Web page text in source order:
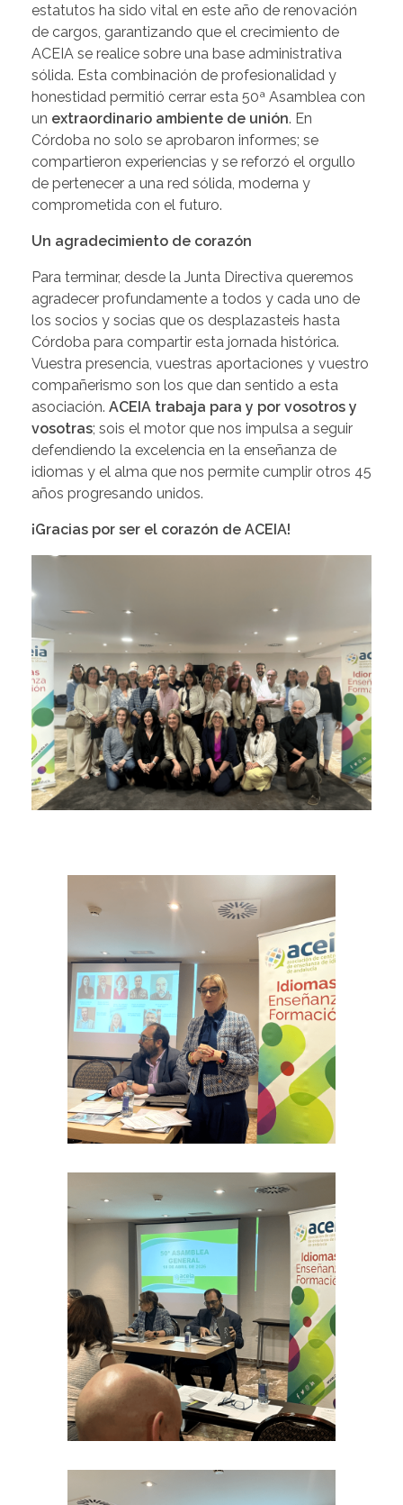
estatutos ha sido vital en este año de renovación
de cargos, garantizando que el crecimiento de
ACEIA se realice sobre una base administrativa
sólida. Esta combinación de profesionalidad y
honestidad permitió cerrar esta 50ª Asamblea con
un extraordinario ambiente de unión. En
Córdoba no solo se aprobaron informes; se
compartieron experiencias y se reforzó el orgullo
de pertenecer a una red sólida, moderna y
comprometida con el futuro.
Un agradecimiento de corazón
Para terminar, desde la Junta Directiva queremos
agradecer profundamente a todos y cada uno de
los socios y socias que os desplazasteis hasta
Córdoba para compartir esta jornada histórica.
Vuestra presencia, vuestras aportaciones y vuestro
compañerismo son los que dan sentido a esta
asociación. ACEIA trabaja para y por vosotros y
vosotras; sois el motor que nos impulsa a seguir
defendiendo la excelencia en la enseñanza de
idiomas y el alma que nos permite cumplir otros 45
años progresando unidos.
¡Gracias por ser el corazón de ACEIA!